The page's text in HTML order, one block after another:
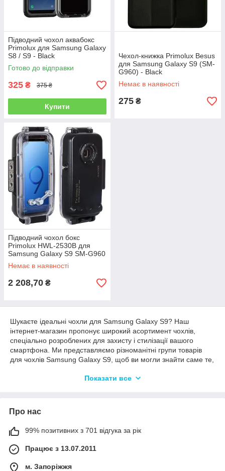
Підводний чохол аквабокс
Primolux для Samsung Galaxy
S8 / S9 - Black
Готово до відправки
325 ₴ 375 ₴
Купити
Чехол-книжка Primolux Besus
для Samsung Galaxy S9 (SM-
G960) - Black
Немає в наявності
275 ₴
Підводний чохол бокс
Primolux HWL-2530B для
Samsung Galaxy S9 SM-G960
- Black
Немає в наявності
2 208,70 ₴
Шукаєте ідеальні чохли для Samsung Galaxy S9? Наш
інтернет-магазин пропонує широкий асортимент чохлів,
спеціально розроблених для захисту і стилізації вашого
смартфона. Ми представляємо різноманітні групи товарів
для чохлів Samsung Galaxy S9, щоб ви могли знайти саме те,
Бампери: Бампери - це стильні та захисні чохли, зазвичай
амортизацію та захист від ударів і падінь, не приховуючи
Ударостійкі чохли: Якщо вам потрібен максимальний захист,
ударостійкі чохли стануть ідеальним вибором. Вони мають
багатошарову конструкцію, що об'єднує твердий зовнішній
шар і амортизуючий внутрішній шар для захисту від сильних
Показати все
Про нас
99% позитивних з 701 відгука за рік
Працює з 13.07.2011
м. Запоріжжя